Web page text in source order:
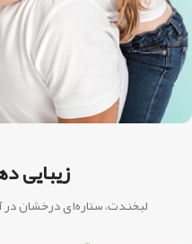
زیبایی
لبخندت، ستاره‌ای درخشان